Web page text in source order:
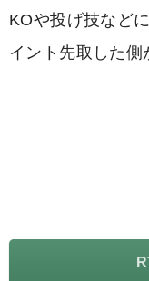
KOや投げ技など
イント先取した側